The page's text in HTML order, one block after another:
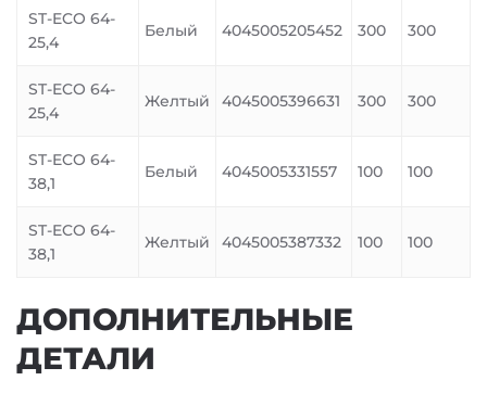
ST-ECO 64-
25,4
Белый 4045005205452 300 300
ST-ECO 64-
25,4
Желтый 4045005396631 300 300
ST-ECO 64-
38,1
Белый 4045005331557 100 100
ST-ECO 64-
38,1
Желтый 4045005387332 100 100
ДОПОЛНИТЕЛЬНЫЕ
ДЕТАЛИ